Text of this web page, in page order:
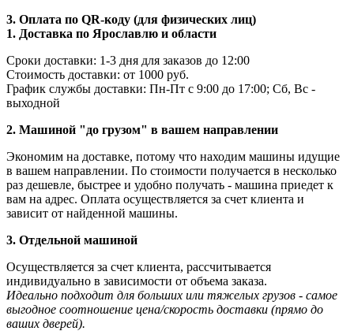
3. Оплата по QR-коду (для физических лиц)
1. Доставка по Ярославлю и области
Сроки доставки: 1-3 дня для заказов до 12:00
Стоимость доставки: от 1000 руб.
График службы доставки: Пн-Пт с 9:00 до 17:00; Сб, Вс -
выходной
2. Машиной "до грузом" в вашем направлении
Экономим на доставке, потому что находим машины идущие
в вашем направлении. По стоимости получается в несколько
раз дешевле, быстрее и удобно получать - машина приедет к
вам на адрес. Оплата осуществляется за счет клиента и
зависит от найденной машины.
3. Отдельной машиной
Осуществляется за счет клиента, рассчитывается
индивидуально в зависимости от объема заказа.
Идеально подходит для больших или тяжелых грузов - самое
выгодное соотношение цена/скорость доставки (прямо до
ваших дверей).